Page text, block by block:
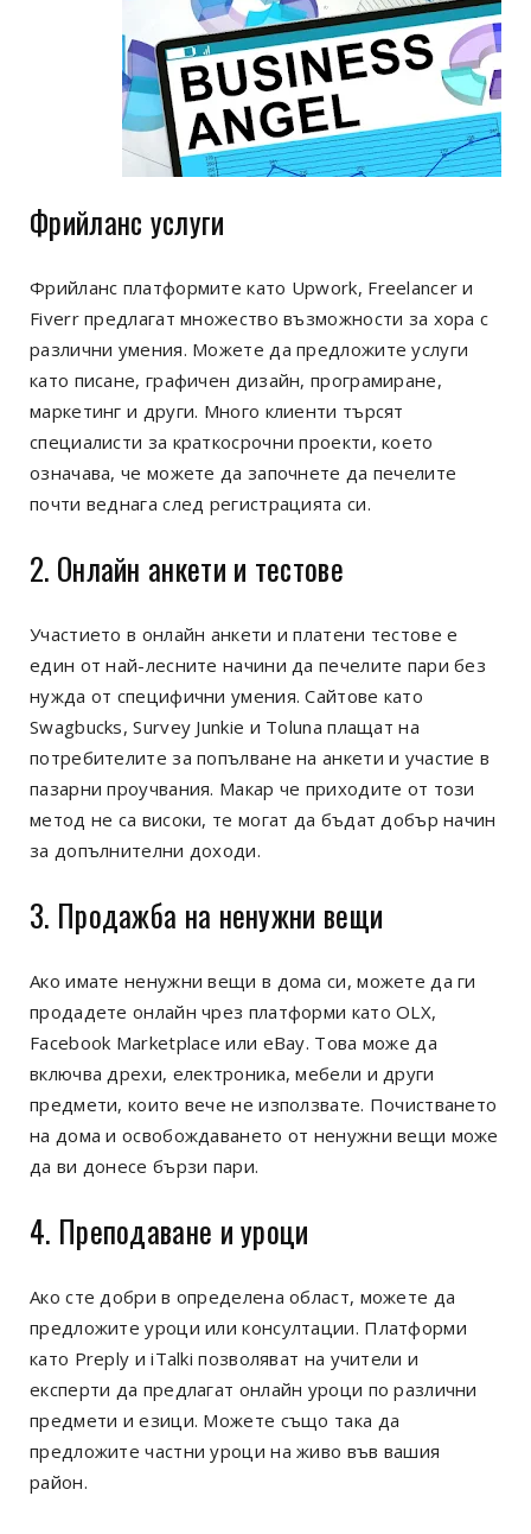
Фрийланс услуги
Фрийланс платформите като Upwork, Freelancer и
Fiverr предлагат множество възможности за хора с
различни умения. Можете да предложите услуги
като писане, графичен дизайн, програмиране,
маркетинг и други. Много клиенти търсят
специалисти за краткосрочни проекти, което
означава, че можете да започнете да печелите
почти веднага след регистрацията си.
2. Онлайн анкети и тестове
Участието в онлайн анкети и платени тестове е
един от най-лесните начини да печелите пари без
нужда от специфични умения. Сайтове като
Swagbucks, Survey Junkie и Toluna плащат на
потребителите за попълване на анкети и участие в
пазарни проучвания. Макар че приходите от този
метод не са високи, те могат да бъдат добър начин
за допълнителни доходи.
3. Продажба на ненужни вещи
Ако имате ненужни вещи в дома си, можете да ги
продадете онлайн чрез платформи като OLX,
Facebook Marketplace или eBay. Това може да
включва дрехи, електроника, мебели и други
предмети, които вече не използвате. Почистването
на дома и освобождаването от ненужни вещи може
да ви донесе бързи пари.
4. Преподаване и уроци
Ако сте добри в определена област, можете да
предложите уроци или консултации. Платформи
като Preply и iTalki позволяват на учители и
експерти да предлагат онлайн уроци по различни
предмети и езици. Можете също така да
предложите частни уроци на живо във вашия
район.